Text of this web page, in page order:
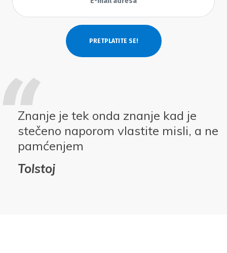
Znanje je tek onda znanje kad je
stečeno naporom vlastite misli, a ne
pamćenjem
Tolstoj